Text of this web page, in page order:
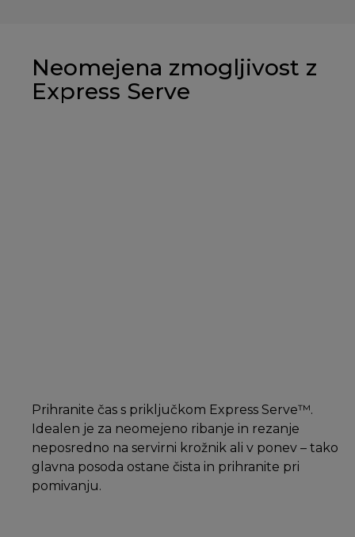
Neomejena zmogljivost z
Express Serve
Prihranite čas s priključkom Express Serve™.
Idealen je za neomejeno ribanje in rezanje
neposredno na servirni krožnik ali v ponev – tako
glavna posoda ostane čista in prihranite pri
pomivanju.